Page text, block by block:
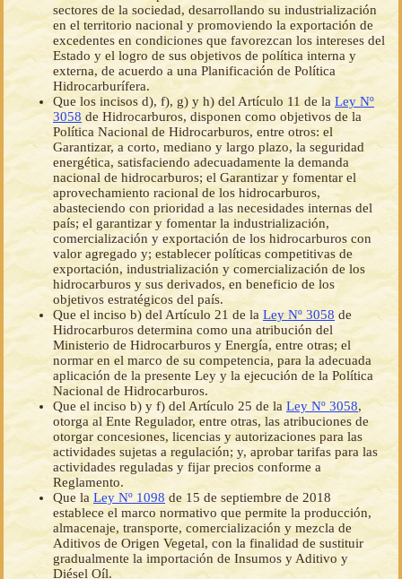
sectores de la sociedad, desarrollando su industrialización
en el territorio nacional y promoviendo la exportación de
excedentes en condiciones que favorezcan los intereses del
Estado y el logro de sus objetivos de política interna y
externa, de acuerdo a una Planificación de Política
Hidrocarburífera.
Que los incisos d), f), g) y h) del Artículo 11 de la Ley Nº
3058 de Hidrocarburos, disponen como objetivos de la
Política Nacional de Hidrocarburos, entre otros: el
Garantizar, a corto, mediano y largo plazo, la seguridad
energética, satisfaciendo adecuadamente la demanda
nacional de hidrocarburos; el Garantizar y fomentar el
aprovechamiento racional de los hidrocarburos,
abasteciendo con prioridad a las necesidades internas del
país; el garantizar y fomentar la industrialización,
comercialización y exportación de los hidrocarburos con
valor agregado y; establecer políticas competitivas de
exportación, industrialización y comercialización de los
hidrocarburos y sus derivados, en beneficio de los
objetivos estratégicos del país.
Que el inciso b) del Artículo 21 de la Ley Nº 3058 de
Hidrocarburos determina como una atribución del
Ministerio de Hidrocarburos y Energía, entre otras; el
normar en el marco de su competencia, para la adecuada
aplicación de la presente Ley y la ejecución de la Política
Nacional de Hidrocarburos.
Que el inciso b) y f) del Artículo 25 de la Ley Nº 3058,
otorga al Ente Regulador, entre otras, las atribuciones de
otorgar concesiones, licencias y autorizaciones para las
actividades sujetas a regulación; y, aprobar tarifas para las
actividades reguladas y fijar precios conforme a
Reglamento.
Que la Ley Nº 1098 de 15 de septiembre de 2018
establece el marco normativo que permite la producción,
almacenaje, transporte, comercialización y mezcla de
Aditivos de Origen Vegetal, con la finalidad de sustituir
gradualmente la importación de Insumos y Aditivo y
Diésel Oíl.